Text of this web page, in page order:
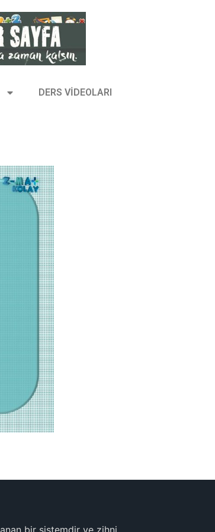
DERS VİDEOLARI
bir sistemdir ve zihni